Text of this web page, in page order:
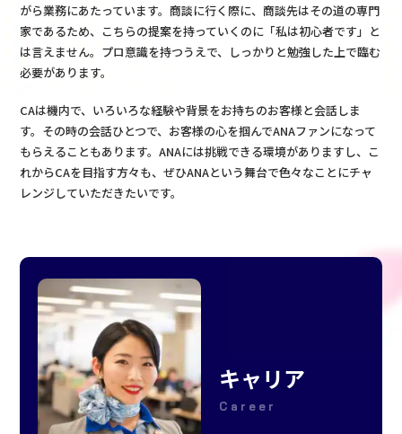
がら業務にあたっています。商談に行く際に、商談先はその道の専門
家であるため、こちらの提案を持っていくのに「私は初心者です」と
は言えません。プロ意識を持つうえで、しっかりと勉強した上で臨む
必要があります。
CAは機内で、いろいろな経験や背景をお持ちのお客様と会話しま
す。その時の会話ひとつで、お客様の心を掴んでANAファンになって
もらえることもあります。ANAには挑戦できる環境がありますし、こ
れからCAを目指す方々も、ぜひANAという舞台で色々なことにチャ
レンジしていただきたいです。
キャリア
Career